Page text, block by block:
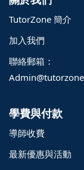
TutorZone 簡介
加入我們
聯絡郵箱：
學費與付款
導師收費
最新優惠與活動